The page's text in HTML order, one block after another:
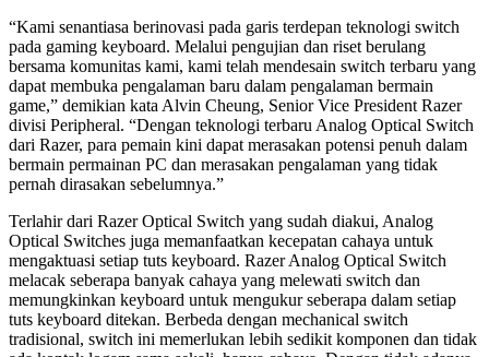
“Kami senantiasa berinovasi pada garis terdepan teknologi switch
pada gaming keyboard. Melalui pengujian dan riset berulang
bersama komunitas kami, kami telah mendesain switch terbaru yang
dapat membuka pengalaman baru dalam pengalaman bermain
game,” demikian kata Alvin Cheung, Senior Vice President Razer
divisi Peripheral. “Dengan teknologi terbaru Analog Optical Switch
dari Razer, para pemain kini dapat merasakan potensi penuh dalam
bermain permainan PC dan merasakan pengalaman yang tidak
pernah dirasakan sebelumnya.”
Terlahir dari Razer Optical Switch yang sudah diakui, Analog
Optical Switches juga memanfaatkan kecepatan cahaya untuk
mengaktuasi setiap tuts keyboard. Razer Analog Optical Switch
melacak seberapa banyak cahaya yang melewati switch dan
memungkinkan keyboard untuk mengukur seberapa dalam setiap
tuts keyboard ditekan. Berbeda dengan mechanical switch
tradisional, switch ini memerlukan lebih sedikit komponen dan tidak